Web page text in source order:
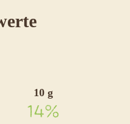
für
10 g
14%